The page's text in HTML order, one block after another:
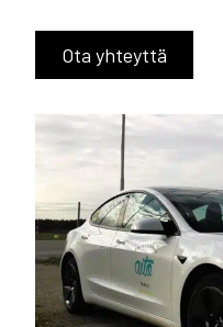
Ota yhteyttä